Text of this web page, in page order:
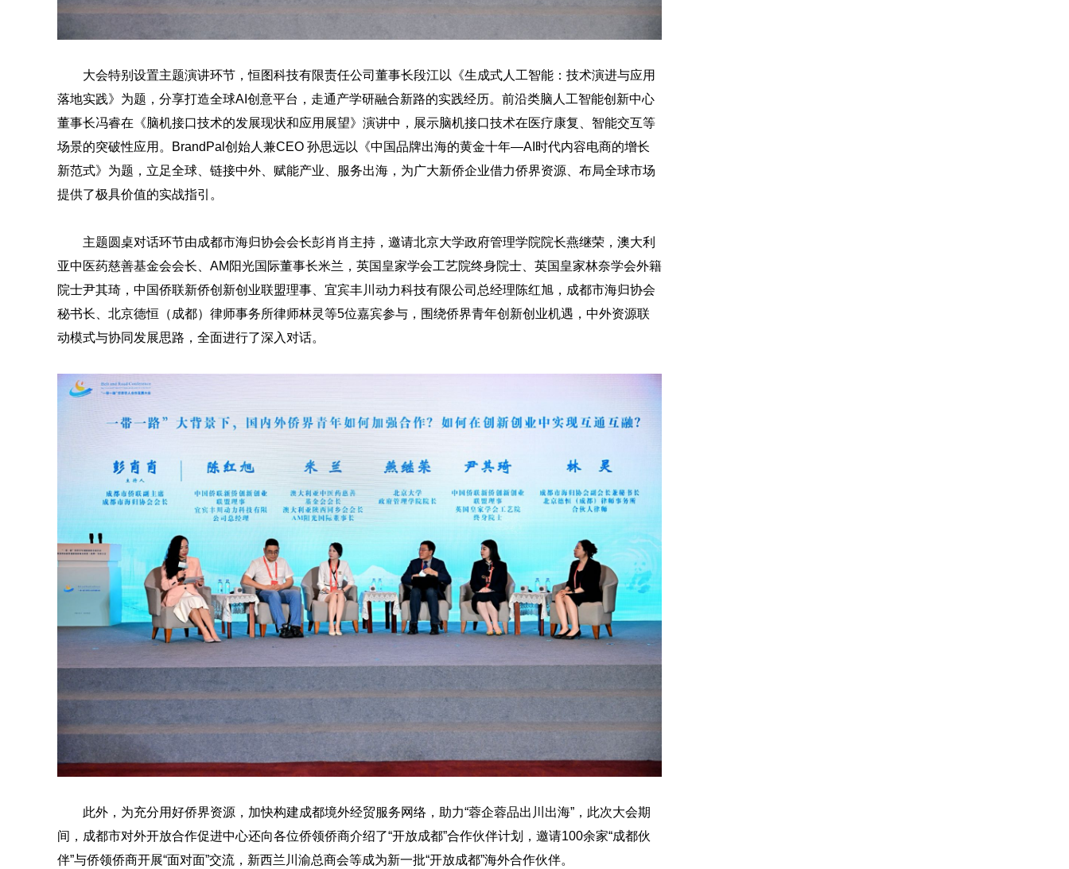
大会特别设置主题演讲环节，恒图科技有限责任公司董事长段江以《生成式人工智能：技术演进与应用
落地实践》为题，分享打造全球AI创意平台，走通产学研融合新路的实践经历。前沿类脑人工智能创新中心
董事长冯睿在《脑机接口技术的发展现状和应用展望》演讲中，展示脑机接口技术在医疗康复、智能交互等
场景的突破性应用。BrandPal创始人兼CEO 孙思远以《中国品牌出海的黄金十年—AI时代内容电商的增长
新范式》为题，立足全球、链接中外、赋能产业、服务出海，为广大新侨企业借力侨界资源、布局全球市场
提供了极具价值的实战指引。
主题圆桌对话环节由成都市海归协会会长彭肖肖主持，邀请北京大学政府管理学院院长燕继荣，澳大利
亚中医药慈善基金会会长、AM阳光国际董事长米兰，英国皇家学会工艺院终身院士、英国皇家林奈学会外籍
院士尹其琦，中国侨联新侨创新创业联盟理事、宜宾丰川动力科技有限公司总经理陈红旭，成都市海归协会
秘书长 、北京德恒（成都）律师事务所律师林灵等5位嘉宾参与，围绕侨界青年创新创业机遇，中外资源联
动模式与协同发展思路，全面进行了深入对话。
此外，为充分用好侨界资源，加快构建成都境外经贸服务网络，助力“蓉企蓉品出川出海”，此次大会期
间，成都市对外开放合作促进中心还向各位侨领侨商介绍了“开放成都”合作伙伴计划，邀请100余家“成都伙
伴”与侨领侨商开展“面对面”交流，新西兰川渝总商会等成为新一批“开放成都”海外合作伙伴。